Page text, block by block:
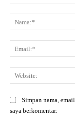
Simpan nama,
saya berkomentar.